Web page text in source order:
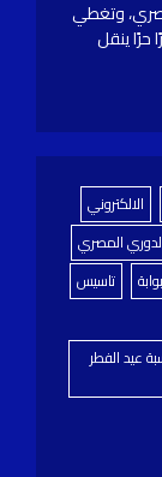
وتغطي
حرًا ينقل
الالكتروني
المصري
بوابة
تاسيس
عيد الفطر